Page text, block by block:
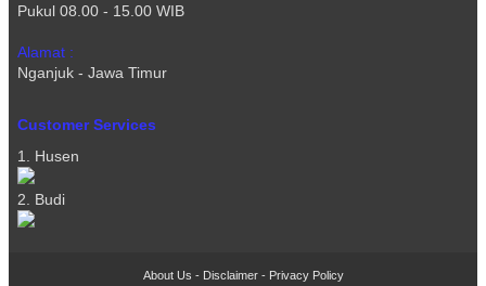
Pukul 08.00 - 15.00 WIB
Alamat :
Nganjuk - Jawa Timur
Customer Services
1. Husen
2. Budi
About Us - Disclaimer- Privacy Policy